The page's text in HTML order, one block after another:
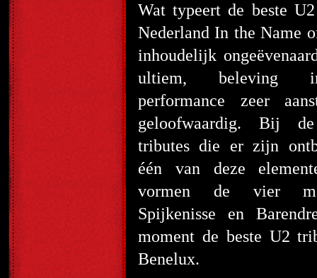
Wat typeert de beste
Nederland In the Name
inhoudelijk
ultiem, beleving
performance zeer
geloofwaardig. Bij
tributes die er zijn
één van deze
vormen de vier
Spijkenisse en
moment de beste U2
Benelux.